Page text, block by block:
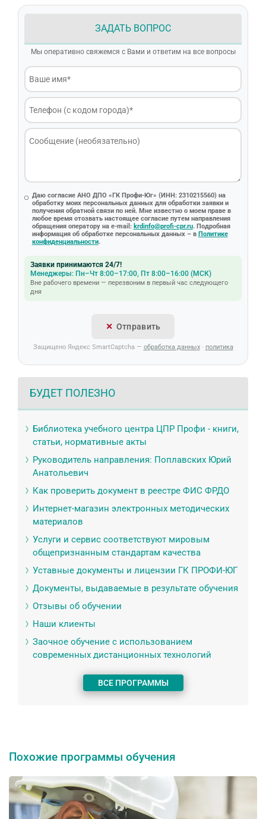
ЗАДАТЬ ВОПРОС
Мы оперативно свяжемся с Вами и ответим на все вопросы
Даю согласие АНО ДПО «ГК Профи-Юг» (ИНН: 2310215560) на
обработку моих персональных данных для обработки заявки и
получения обратной связи по ней. Мне известно о моем праве в
любое время отозвать настоящее согласие путем направления
обращения оператору на e-mail: krdinfo@profi-cpr.ru. Подробная
информация об обработке персональных данных – в Политике
конфиденциальности.
Заявки принимаются 24/7!
Менеджеры: Пн–Чт 8:00–17:00, Пт 8:00–16:00 (МСК)
Вне рабочего времени — перезвоним в первый час следующего
дня
Отправить
Защищено Яндекс SmartCaptcha — обработка данных· политика
БУДЕТ ПОЛЕЗНО
Библиотека учебного центра ЦПР Профи - книги,
статьи, нормативные акты
Руководитель направления: Поплавских Юрий
Анатольевич
Как проверить документ в реестре ФИС ФРДО
Интернет-магазин электронных методических
материалов
Услуги и сервис соответствуют мировым
общепризнанным стандартам качества
Уставные документы и лицензии ГК ПРОФИ-ЮГ
Документы, выдаваемые в результате обучения
Отзывы об обучении
Наши клиенты
Заочное обучение с использованием
современных дистанционных технологий
ВСЕ ПРОГРАММЫ
Похожие программы обучения